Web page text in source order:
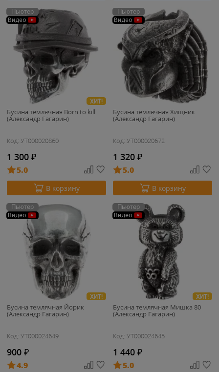
Пьютер
Видео
ХИТ!
Бусина темлячная Born to kill
(Александр Гагарин)
Код: УТ000020860
1 300 ₽
5.0
В корзину
Пьютер
Видео
Бусина темлячная Хищник
(Александр Гагарин)
Код: УТ000020672
1 320 ₽
5.0
В корзину
Пьютер
Видео
ХИТ!
Бусина темлячная Йорик
(Александр Гагарин)
Код: УТ000024649
900 ₽
4.9
Пьютер
Видео
ХИТ!
Бусина темлячная Мишка 80
(Александр Гагарин)
Код: УТ000024645
1 440 ₽
5.0